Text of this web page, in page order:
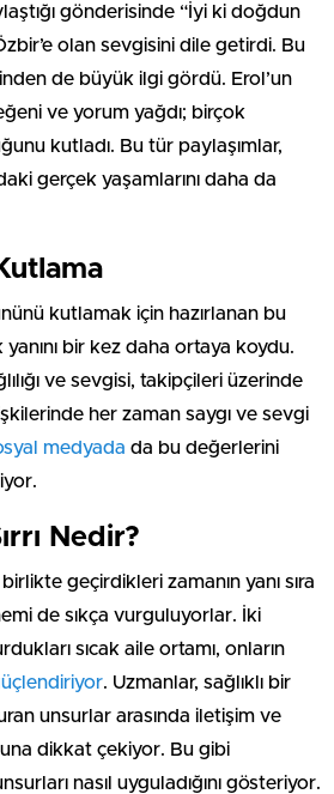
gönderisinde “İyi ki doğdun
olan sevgisini dile getirdi. Bu
de büyük ilgi gördü. Erol’un
ve yorum yağdı; birçok
kutladı. Bu tür paylaşımlar,
gerçek yaşamlarını daha da
kutlamak için hazırlanan bu
bir kez daha ortaya koydu.
ve sevgisi, takipçileri üzerinde
her zaman saygı ve sevgi
medyada da bu değerlerini
Nedir?
geçirdikleri zamanın yanı sıra
de sıkça vurguluyorlar. İki
sıcak aile ortamı, onların
. Uzmanlar, sağlıklı bir
unsurlar arasında iletişim ve
dikkat çekiyor. Bu gibi
nasıl uyguladığını gösteriyor.